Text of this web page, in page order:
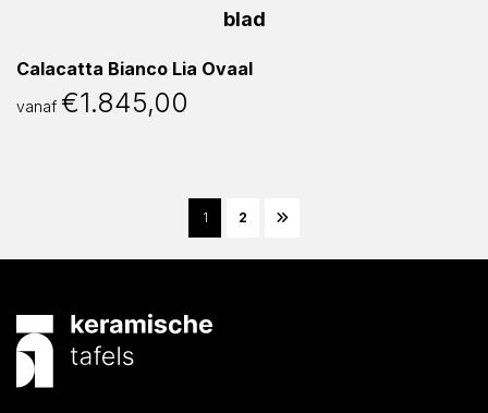
Calacatta Bianco Lia Ovaal
vanaf €1.845,00
1 2